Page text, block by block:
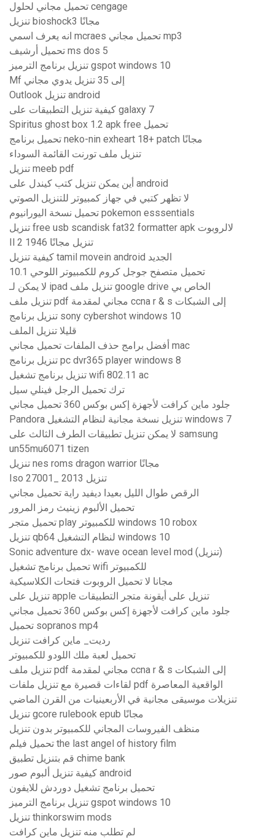
تحميل مجاني لحلول cengage
تنزيل bioshock3 مجانًا
انه يعرف اسمي mcraes تحميل مجاني mp3
تحميل أرشيف ms dos 5
تنزيل برنامج الترميز gspot windows 10
Mf إلى 35 تنزيل يدوي مجاني
Outlook تنزيل android
كيفية تنزيل التطبيقات على galaxy 7
Spiritus ghost box 1.2 apk free تحميل
تحميل برنامج neko-nin exheart 18+ patch مجانًا
تنزيل ملف تورنت القائمة السوداء
تنزيل meeb pdf
أين يمكن تنزيل كتب كيندل على android
لا تظهر كتبي في جهاز كمبيوتر للتنزيل الصوتي
تحميل نسخة اليورانيوم pokemon esssentials
تنزيل free usb scandisk fat32 formatter apk لالروبوت
Il 2 1946 تنزيل مجانًا
كيفية تنزيل tamil movein android الجديد
تحميل متصفح جوجل كروم للكمبيوتر اللوحي 10.1
لا يمكن لـ ipad تنزيل ملف google drive الخاص بي
تنزيل ملف pdf مجاني لمقدمة ccna r & s إلى الشبكات
تنزيل برنامج sony cybershot windows 10
قليلا تنزيل الملف
أفضل برامج حذف الملفات تحميل مجاني mac
تنزيل برنامج pc dvr365 player windows 8
تنزيل برنامج تشغيل wifi 802.11 ac
ترك تحميل الرجل فينلي سيل
جلود ماين كرافت لأجهزة إكس بوكس ​​360 تحميل مجاني
Pandora تنزيل نسخة مجانية لنظام التشغيل windows 7
لا يمكن تنزيل تطبيقات الطرف الثالث على samsung
un55mu6071 tizen
تنزيل nes roms dragon warrior مجانًا
Iso 27001_ 2013 تنزيل
الرقص طوال الليل بعيدا ديفيد راية تحميل مجاني
تحميل الألبوم زينيث رمز المرور
تحميل متجر play للكمبيوتر windows 10 robox
تنزيل qb64 لنظام التشغيل windows 10
Sonic adventure dx- wave ocean level mod (تنزيل)
تحميل برنامج تشغيل wifi للكمبيوتر
مجانا لا تحميل الروبوت فتحات الكلاسيكية
تنزيل على apple تنزيل على أيقونة متجر التطبيقات
جلود ماين كرافت لأجهزة إكس بوكس ​​360 تحميل مجاني
تحميل sopranos mp4
رديت_ ماين كرافت تنزيل
تحميل لعبة ملك اللودو للكمبيوتر
تنزيل ملف pdf مجاني لمقدمة ccna r & s إلى الشبكات
لقاءات قصيرة مع تنزيل ملفات pdf الواقعية المعاصرة
تنزيلات موسيقى مجانية في الأربعينيات من القرن الماضي
تنزيل gcore rulebook epub مجانًا
منظف ​​الفيروسات المجاني للكمبيوتر بدون تنزيل
تحميل فيلم the last angel of history film
قم بتنزيل تطبيق chime bank
كيفية تنزيل ألبوم صور android
تحميل برنامج تشغيل دوردش للايفون
تنزيل برنامج الترميز gspot windows 10
تنزيل thinkorswim mods
لم تطلب منه تنزيل ماين كرافت